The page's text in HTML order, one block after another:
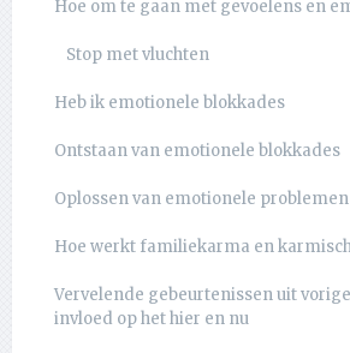
Hoe om te gaan met gevoelens en
Stop met vluchten
Heb ik emotionele blokkades
Ontstaan van emotionele blokkades
Oplossen van emotionele problemen
Hoe werkt familiekarma en
Vervelende gebeurtenissen uit vorige
invloed op het hier en nu